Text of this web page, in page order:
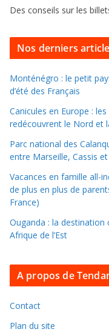
s
o
l
l
e
r
d
a
n
e
a
i
v
e
Des conseils sur les
Nos derniers
Monténégro : le petit
d’été des Français
Canicules en Europe :
redécouvrent le Nord et
Parc national des
entre Marseille, Cassis
Vacances en famille all-
de plus en plus de
France)
Ouganda : la destination
Afrique de l’Est
A propos de
Contact
Plan du site